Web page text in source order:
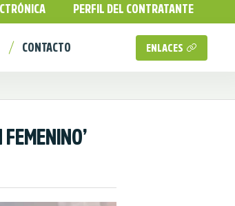
PERFIL DEL CONTRATANTE
CONTACTO ENLACES